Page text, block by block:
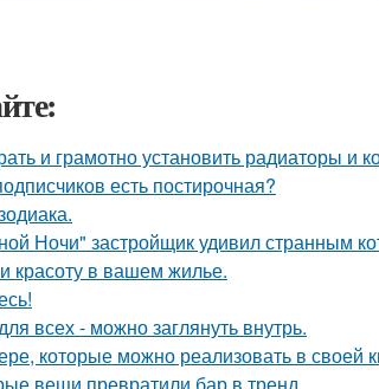
и грамотно установить радиаторы и
есть постирочная?
Ночи" застройщик удивил странным
красоту в вашем жилье.
всех - можно заглянуть внутрь.
которые можно реализовать в своей
вещи превратили бар в тренд.